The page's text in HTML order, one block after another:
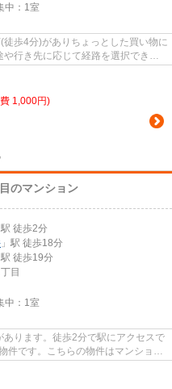
： 1室
歩4分)がありちょっとした買い物に
行き先に応じて経路を選択できま
1,000円)
のマンション
駅 徒歩2分
」駅 徒歩18分
駅 徒歩19分
目
： 1室
ります。徒歩2分で駅にアクセスで
件です。こちらの物件はマンション